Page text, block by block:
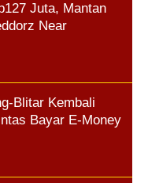
Juta, Mantan
Near
Blitar Kembali
Bayar E-Money